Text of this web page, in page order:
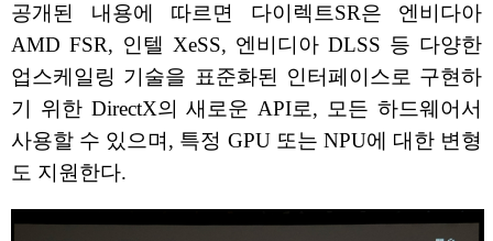
공개된 내용에 따르면 다이렉트SR은 엔비다아
AMD FSR, 인텔 XeSS, 엔비디아 DLSS 등 다양한
업스케일링 기술을 표준화된 인터페이스로 구현하
기 위한 DirectX의 새로운 API로, 모든 하드웨어서
사용할 수 있으며, 특정 GPU 또는 NPU에 대한 변형
도 지원한다.